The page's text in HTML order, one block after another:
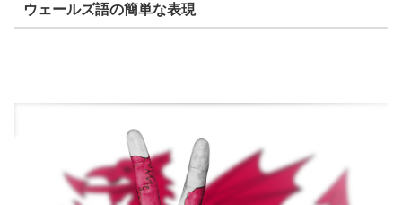
ウェールズ語の簡単な表現